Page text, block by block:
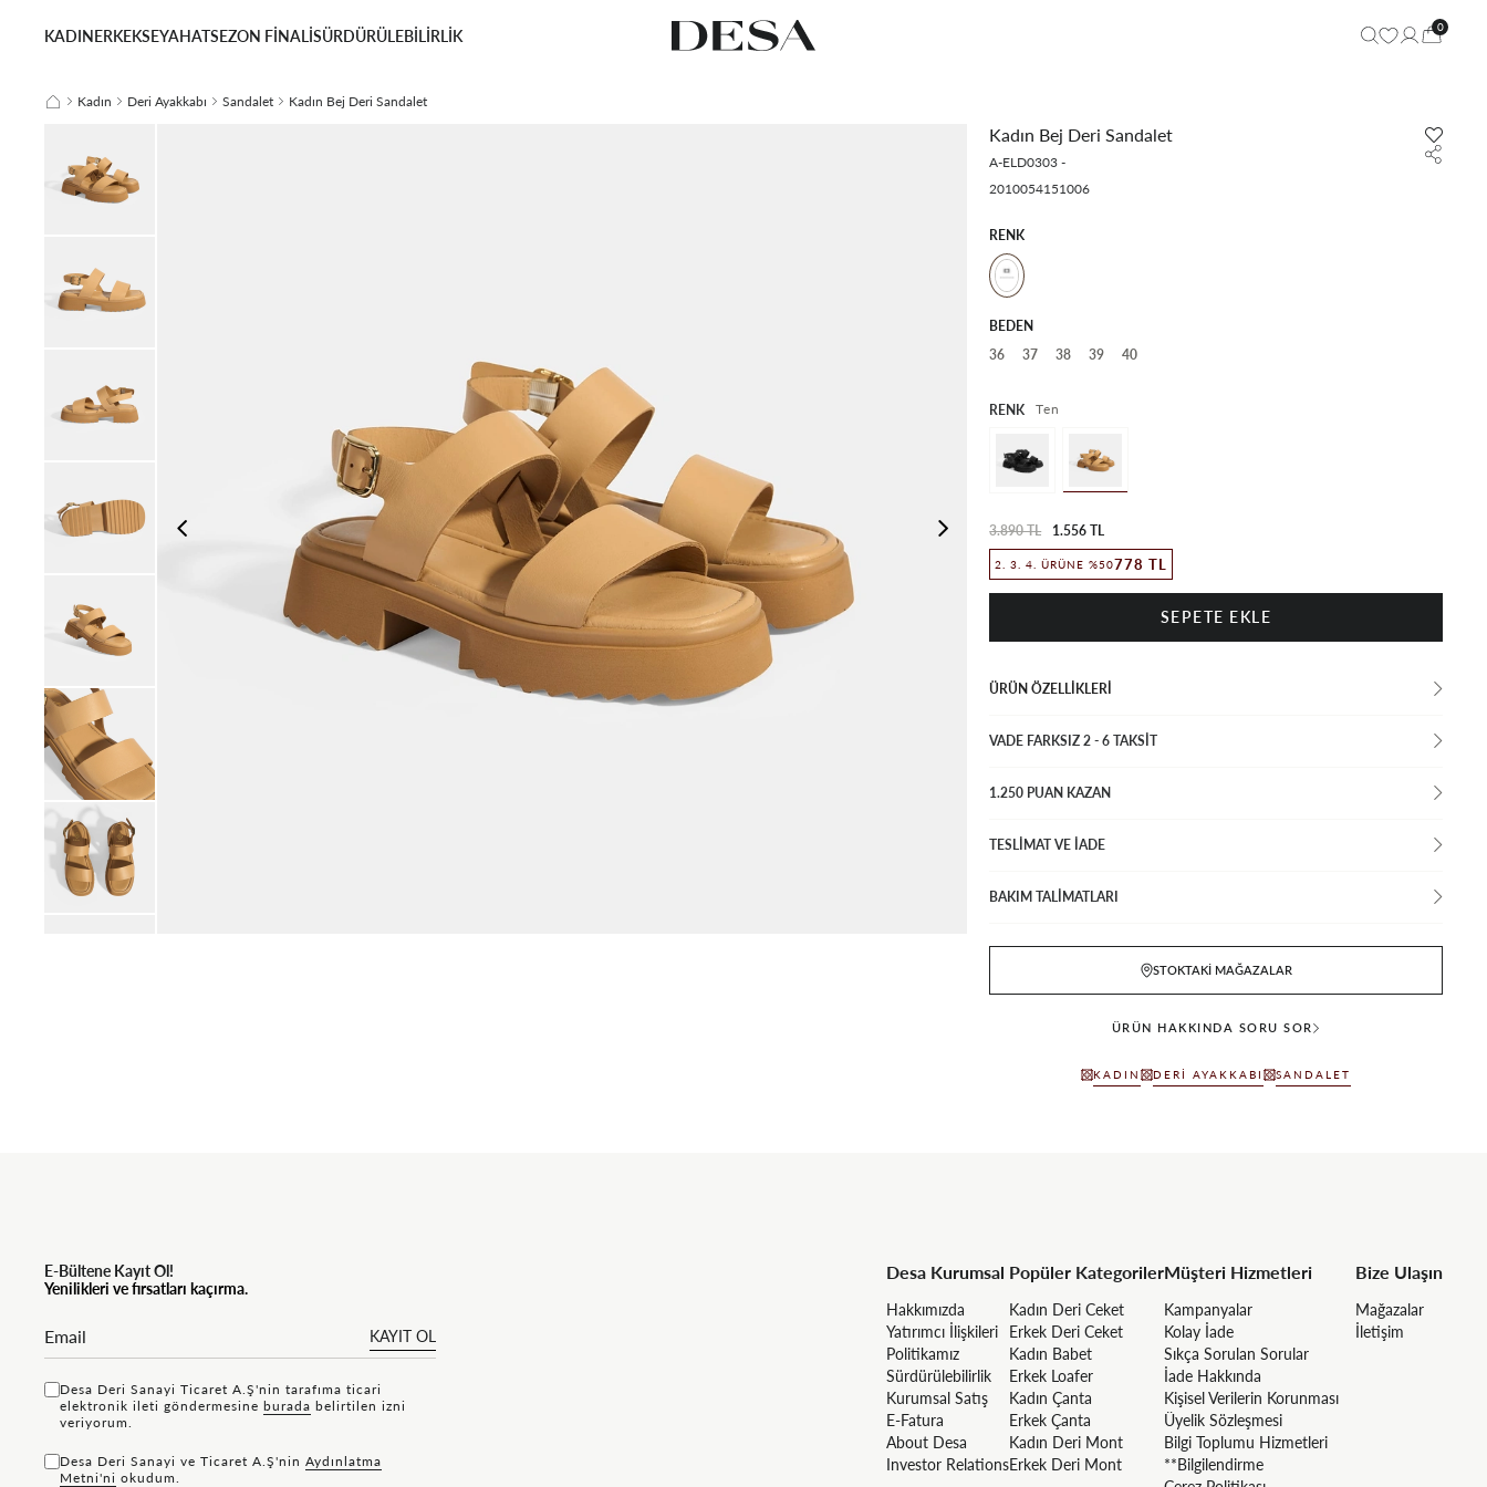
KADINERKEKSEYAHATSEZON FİNALİSÜRDÜRÜLEBİLİRLİK 0
Kadın Deri Ayakkabı Sandalet Kadın Bej Deri Sandalet
Kadın Bej Deri Sandalet
A-ELD0303 -
2010054151006
RENK
BEDEN
36
37 38 39 40
RENK Ten
3.890 TL 1.556 TL
2. 3. 4. ÜRÜNE %50778 TL
ÜRÜN ÖZELLIKLERI
VADE FARKSIZ 2 - 6 TAKSIT
1.250 PUAN KAZAN
TESLİMAT VE İADE
BAKIM TALİMATLARI
STOKTAKI MAĞAZALAR
ÜRÜN HAKKINDA SORU SOR
KADIN DERI AYAKKABI SANDALET
E-Bültene Kayıt Ol!
Yenilikleri ve fırsatları kaçırma.
KAYIT OL
Desa Deri Sanayi Ticaret A.Ş'nin tarafıma ticari
elektronik ileti göndermesine bu rada belirtilen izni
veriyorum.
Desa Deri Sanayi ve Ticaret A.Ş'nin Aydınlatma
Metni'ni okudum.
Desa Kurumsal
Hakkımızda
Yatırımcı İlişkileri
Politikamız
Sürdürülebilirlik
Kurumsal Satış
E-Fatura
About Desa
Investor Relations
Popüler Kategoriler
Kadın Deri Ceket
Erkek Deri Ceket
Kadın Babet
Erkek Loafer
Kadın Çanta
Erkek Çanta
Kadın Deri Mont
Erkek Deri Mont
Müşteri Hizmetleri
Kampanyalar
Kolay İade
Sıkça Sorulan Sorular
İade Hakkında
Kişisel Verilerin Korunması
Üyelik Sözleşmesi
Bilgi Toplumu Hizmetleri
**Bilgilendirme
Bize Ulaşın
Mağazalar
İletişim